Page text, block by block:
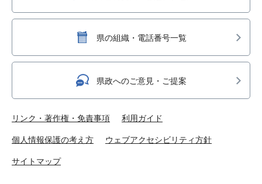
県の組織・電話番号一覧
県政へのご意見・ご提案
リンク・著作権・免責事項 利用ガイド
個人情報保護の考え方 ウェブアクセシビリティ方針
サイトマップ